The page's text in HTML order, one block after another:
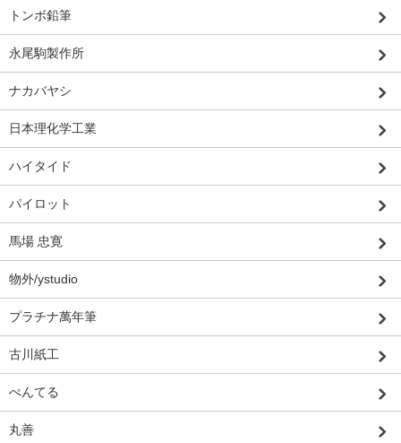
トンボ鉛筆
永尾駒製作所
ナカバヤシ
日本理化学工業
ハイタイド
パイロット
馬場 忠寛
物外/ystudio
プラチナ萬年筆
古川紙工
ぺんてる
丸善